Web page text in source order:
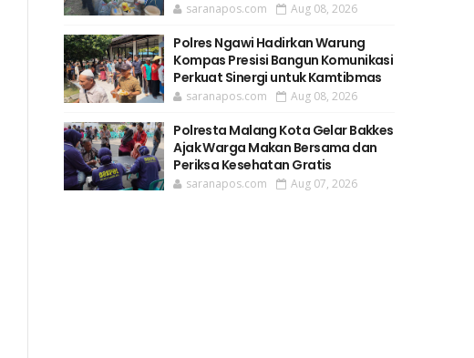
saranapos.com Aug 08, 2026
Polres Ngawi Hadirkan Warung
Kompas Presisi Bangun Komunikasi
Perkuat Sinergi untuk Kamtibmas
saranapos.com Aug 08, 2026
Polresta Malang Kota Gelar Bakkes
Ajak Warga Makan Bersama dan
Periksa Kesehatan Gratis
saranapos.com Aug 07, 2026